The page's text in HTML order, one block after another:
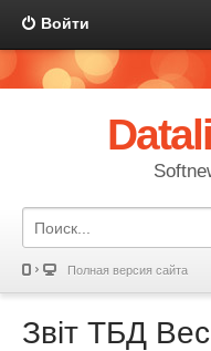
Войти
Полная версия сайта
Звіт ТБД